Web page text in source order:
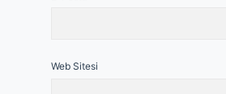
Web Sitesi